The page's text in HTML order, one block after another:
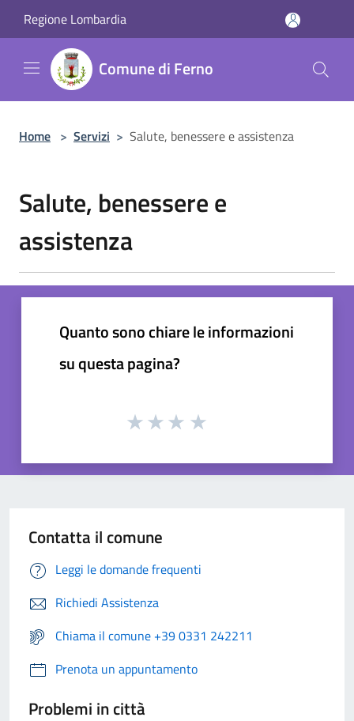
Regione Lombardia
Comune di Ferno
Home > Servizi > Salute, benessere e assistenza
Salute, benessere e
assistenza
Quanto sono chiare le informazioni
su questa pagina?
Contatta il comune
Leggi le domande frequenti
Richiedi Assistenza
Chiama il comune +39 0331 242211
Prenota un appuntamento
Problemi in città